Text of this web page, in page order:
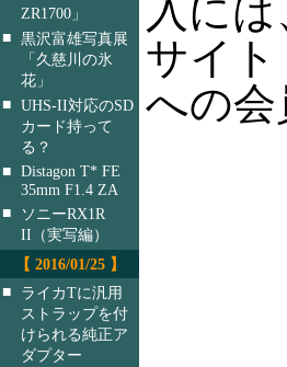
ZR1700」
■ 黒沢富雄写真展
「久慈川の氷
花」
■ UHS-II対応のSD
カード持って
る？
■ Distagon T* FE
35mm F1.4 ZA
■
ソニーRX1R
II（実写編）
【 2016/01/25 】
■
ライカTに汎用
ストラップを付
けられる純正ア
ダプター
入に
サイ
への会